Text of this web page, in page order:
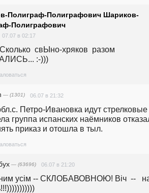
Полиграф-Полиграфович Шариков-
Полиграфович
07.07 в 02:17
свЫно-хряков  разом
:-)))
— (1301) 06.07 в 21:32
Петро-Ивановка идут
группа испанских наёмников
приказ и отошла в тыл.
— (63696) 06.07 в 21:20
усiм -- СКЛОБАВОВНОЮ! Вiч  --